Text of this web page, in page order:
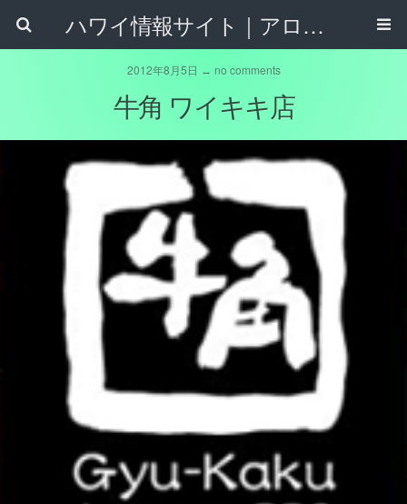
ハワイ情報サイト｜アロハタウンネット
2012年8月5日 ↔ no comments
牛角 ワイキキ店